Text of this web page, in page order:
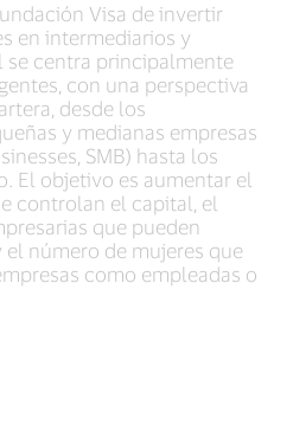
Visa de invertir
en intermediarios y
se centra principalmente
con una perspectiva
desde los
y medianas empresas
SMB) hasta los
El objetivo es aumentar el
controlan el capital, el
que pueden
el número de mujeres que
como empleadas o